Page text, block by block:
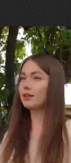
та Віра Папроцькі